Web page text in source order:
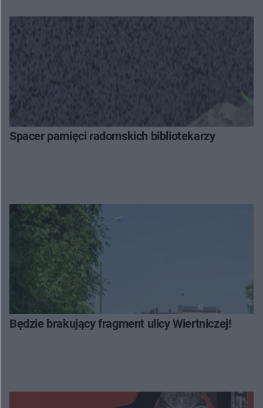
Spacer pamięci radomskich bibliotekarzy
Będzie brakujący fragment ulicy Wiertniczej!